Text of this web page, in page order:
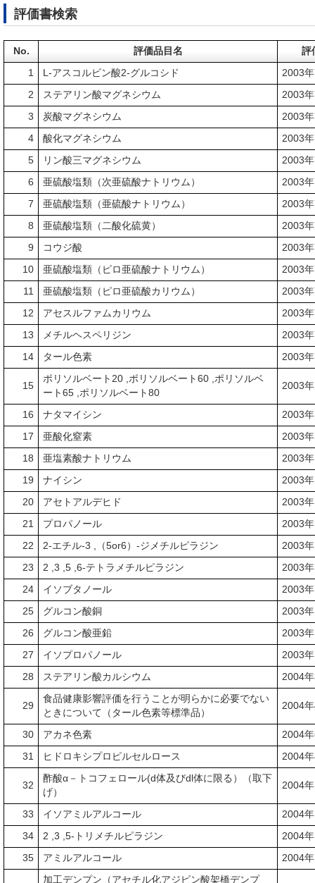
評価書検索
No. 評価品目名 評
1 L-アスコルビン酸2-グルコシド 2003
2 ステアリン酸マグネシウム 2003
3 炭酸マグネシウム 2003
4 酸化マグネシウム 2003
5 リン酸三マグネシウム 2003
6 亜硫酸塩類（次亜硫酸ナトリウム） 2003
7 亜硫酸塩類（亜硫酸ナトリウム） 2003
8 亜硫酸塩類（二酸化硫黄） 2003
9 コウジ酸 2003
10 亜硫酸塩類（ピロ亜硫酸ナトリウム） 2003
11 亜硫酸塩類（ピロ亜硫酸カリウム） 2003
12 アセスルファムカリウム 2003
13 メチルヘスペリジン 2003
14 タール色素 2003
15
ポリソルベート20 ,ポリソルベート60 ,ポリソルベ
ート65 ,ポリソルベート80
2003
16 ナタマイシン 2003
17 亜酸化窒素 2003
18 亜塩素酸ナトリウム 2003
19 ナイシン 2003
20 アセトアルデヒド 2003
21 プロパノール 2003
22 2-エチル-3 ,（5or6）-ジメチルピラジン 2003
23 2 ,3 ,5 ,6-テトラメチルピラジン 2003
24 イソブタノール 2003
25 グルコン酸銅 2003
26 グルコン酸亜鉛 2003
27 イソプロパノール 2003
28 ステアリン酸カルシウム 2004
29
食品健康影響評価を行うことが明らかに必要でない
ときについて（タール色素等標準品）
2004
30 アカネ色素 2004
31 ヒドロキシプロピルセルロース 2004
32
酢酸α－トコフェロール(d体及びdl体に限る）（取下
げ）
2004
33 イソアミルアルコール 2004
34 2 ,3 ,5-トリメチルピラジン 2004
35 アミルアルコール 2004
加工デンプン（アセチル化アジピン酸架橋デンプ